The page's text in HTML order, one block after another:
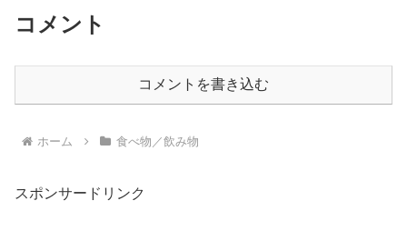
コメント
コメントを書き込む
ホーム 食べ物／飲み物
スポンサードリンク